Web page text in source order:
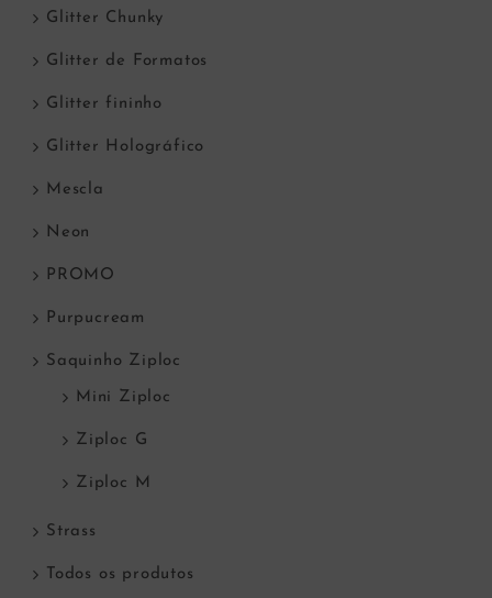
Glitter Chunky
Glitter de Formatos
Glitter fininho
Glitter Holográfico
Mescla
Neon
PROMO
Purpucream
Saquinho Ziploc
Mini Ziploc
Ziploc G
Ziploc M
Strass
Todos os produtos